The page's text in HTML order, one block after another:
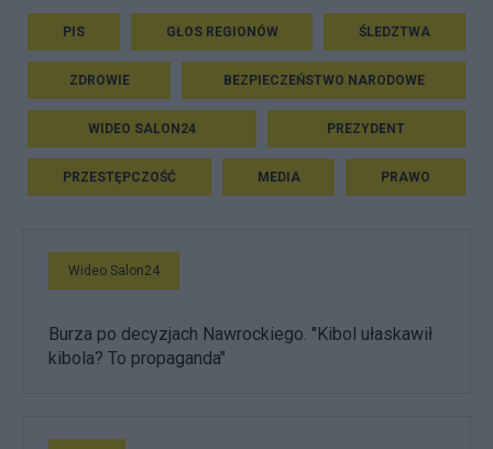
PIS GŁOS REGIONÓW ŚLEDZTWA
ZDROWIE BEZPIECZEŃSTWO NARODOWE
WIDEO SALON24 PREZYDENT
PRZESTĘPCZOŚĆ MEDIA PRAWO
Wideo Salon24
Burza po decyzjach Nawrockiego. "Kibol ułaskawił
kibola? To propaganda"